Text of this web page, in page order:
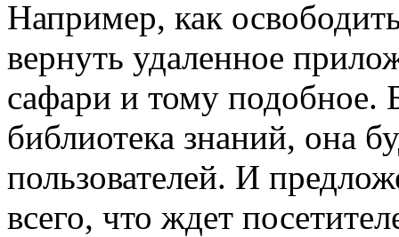
Например, как
вернуть удаленное
сафари и тому подобное.
библиотека знаний, она
пользователей. И
всего, что ждет